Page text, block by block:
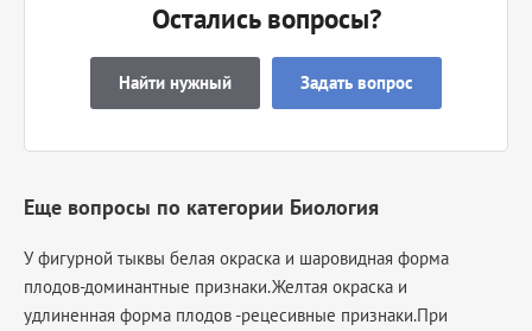
Остались вопросы?
Найти нужный Задать вопрос
Еще вопросы по категории Биология
У фигурной тыквы белая окраска и шаровидная форма
плодов-доминантные признаки.Желтая окраска и
удлиненная форма плодов -рецесивные признаки.При